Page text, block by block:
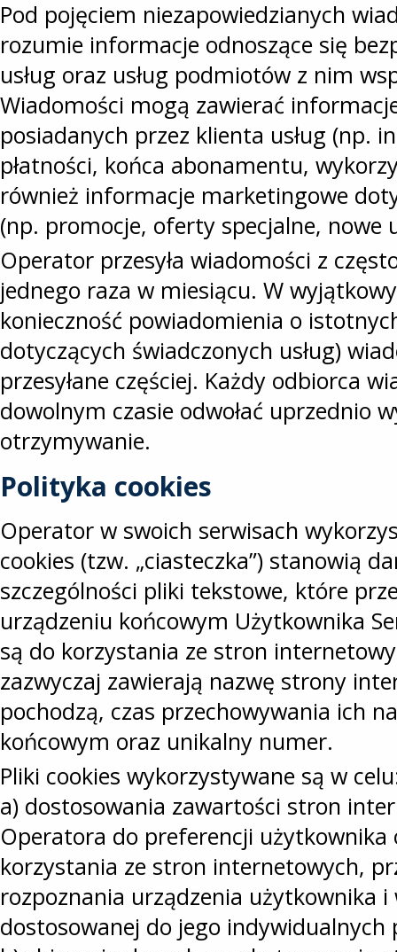
Pod pojęciem niezapowiedzianych
rozumie informacje odnoszące się
usług oraz usług podmiotów z nim
Wiadomości mogą zawierać
posiadanych przez klienta usług (np.
płatności, końca abonamentu,
również informacje marketingowe
(np. promocje, oferty specjalne, nowe
Operator przesyła wiadomości z
jednego raza w miesiącu. W
konieczność powiadomienia o
dotyczących świadczonych usług)
przesyłane częściej. Każdy odbiorca
dowolnym czasie odwołać uprzednio
otrzymywanie.
Polityka cookies
Operator w swoich serwisach
cookies (tzw. „ciasteczka”) stanowią
szczególności pliki tekstowe, które
urządzeniu końcowym Użytkownika
są do korzystania ze stron
zazwyczaj zawierają nazwę strony
pochodzą, czas przechowywania ich
końcowym oraz unikalny numer.
Pliki cookies wykorzystywane są w
a) dostosowania zawartości stron
Operatora do preferencji
korzystania ze stron internetowych,
rozpoznania urządzenia użytkownika
dostosowanej do jego indywidualnych